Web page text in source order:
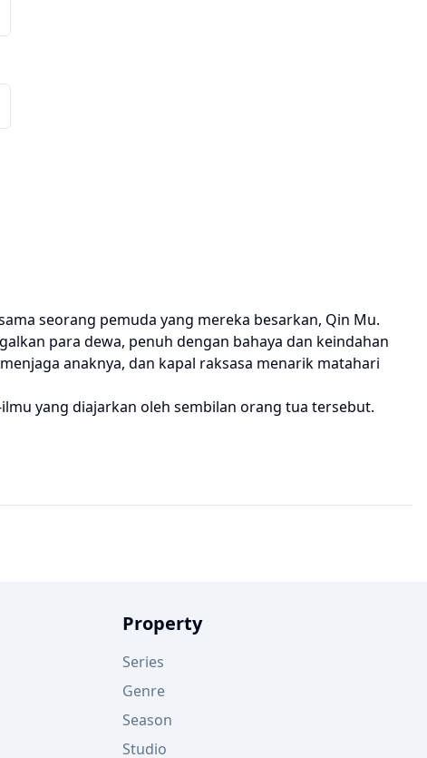
seorang pemuda yang mereka besarkan, Qin Mu.
para dewa, penuh dengan bahaya dan keindahan
anaknya, dan kapal raksasa menarik matahari
yang diajarkan oleh sembilan orang tua tersebut.
Property
Series
Genre
Season
Studio